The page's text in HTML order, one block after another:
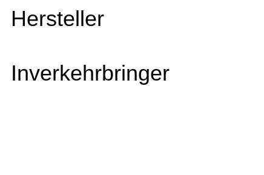
Hersteller
Inverkehrbringer